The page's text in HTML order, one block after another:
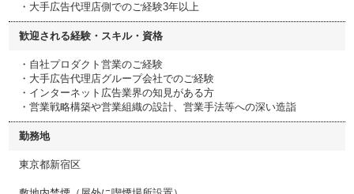
・大手広告代理店側でのご経験3年以上
歓迎される経験・スキル・資格
・自社プロダクト営業のご経験
・大手広告代理店グループ会社でのご経験
・インターネット広告業界の知見がある方
・営業戦略構築や営業組織の設計、営業手法等への深い造詣
勤務地
東京都新宿区